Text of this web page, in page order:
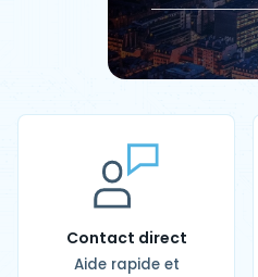
Contact direct
Aide rapide et